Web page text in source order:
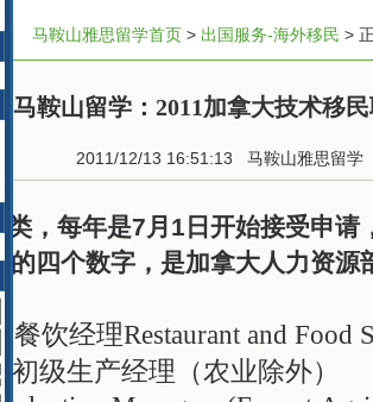
马鞍山雅思留学首页 > 出国服务-海外移民 >
马鞍山留学：2011加拿大技术移
2011/12/13 16:51:13 马鞍山雅思留学
，每年是7月1日开始接受申请
的四个数字，是加拿大人力资源
饮经理Restaurant and Food
级生产经理（农业除外）